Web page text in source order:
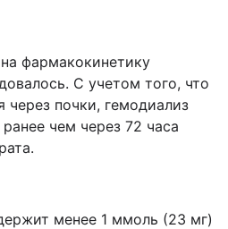
фармакокинетику
С учетом того, что
через почки, гемодиализ
чем через 72 часа
менее 1 ммоль (23 мг)